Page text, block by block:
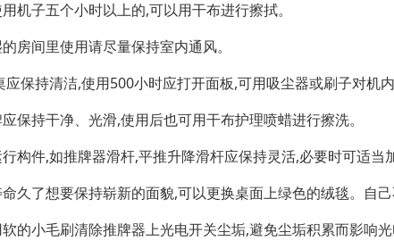
机子五个小时以上的,可以用干布进行擦拭。
房间里使用请尽量保持室内通风。
应保持清洁,使用500小时应打开面板,可用吸尘器或刷子对机
保持干净、光滑,使用后也可用干布护理喷蜡进行擦洗。
构件,如推牌器滑杆,平推升降滑杆应保持灵活,必要时可适当
久了想要保持崭新的面貌,可以更换桌面上绿色的绒毯。自己
的小毛刷清除推牌器上光电开关尘垢,避免尘垢积累而影响光